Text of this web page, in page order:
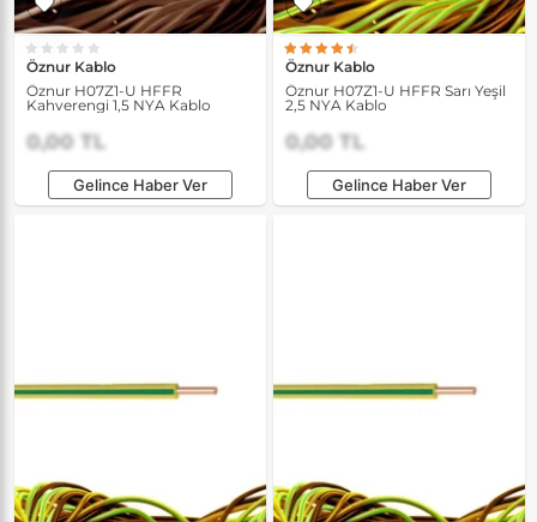
Öznur Kablo
Öznur H07Z1-U HFFR
Kahverengi 1,5 NYA Kablo
0,00 TL
Gelince Haber Ver
Öznur Kablo
Öznur H07Z1-U HFFR Sarı Yeşil
2,5 NYA Kablo
0,00 TL
Gelince Haber Ver